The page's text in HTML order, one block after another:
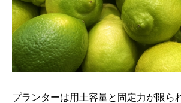
プランターは用土容量と固定力が限ら